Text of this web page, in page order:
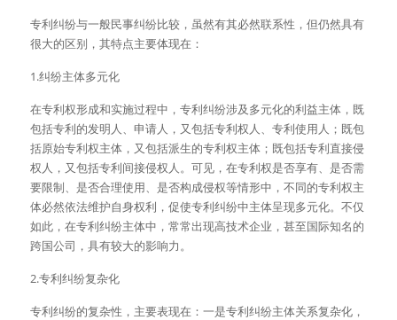
专利纠纷与一般民事纠纷比较，虽然有其必然联系性，但仍然具有
很大的区别，其特点主要体现在：
1.纠纷主体多元化
在专利权形成和实施过程中，专利纠纷涉及多元化的利益主体，既
包括专利的发明人、申请人，又包括专利权人、专利使用人；既包
括原始专利权主体，又包括派生的专利权主体；既包括专利直接侵
权人，又包括专利间接侵权人。可见，在专利权是否享有、是否需
要限制、是否合理使用、是否构成侵权等情形中，不同的专利权主
体必然依法维护自身权利，促使专利纠纷中主体呈现多元化。不仅
如此，在专利纠纷主体中，常常出现高技术企业，甚至国际知名的
跨国公司，具有较大的影响力。
2.专利纠纷复杂化
专利纠纷的复杂性，主要表现在：一是专利纠纷主体关系复杂化，